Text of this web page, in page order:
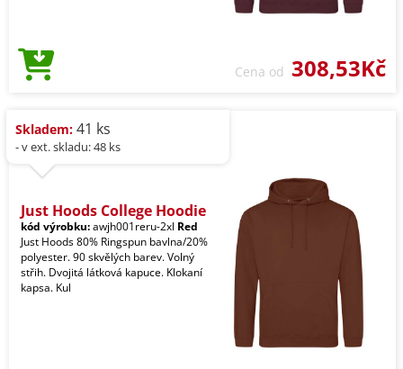
Cena od 308,53Kč
Skladem: 41 ks
- v ext. skladu: 48 ks
Just Hoods College Hoodie
kód výrobku:awjh001reru-2xl Red
Just Hoods 80% Ringspun bavlna/20%
polyester. 90 skvělých barev. Volný
střih. Dvojitá látková kapuce. Klokaní
kapsa. Kul